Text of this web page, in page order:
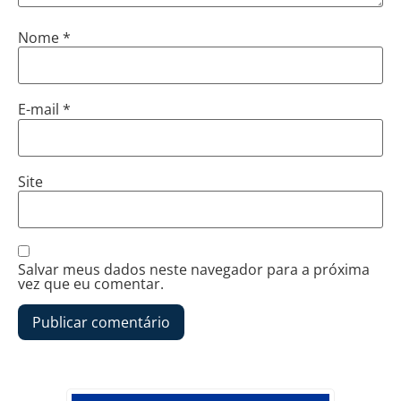
Nome*
E-mail *
Site
Salvar meus dados neste navegador para a próxima
vez que eu comentar.